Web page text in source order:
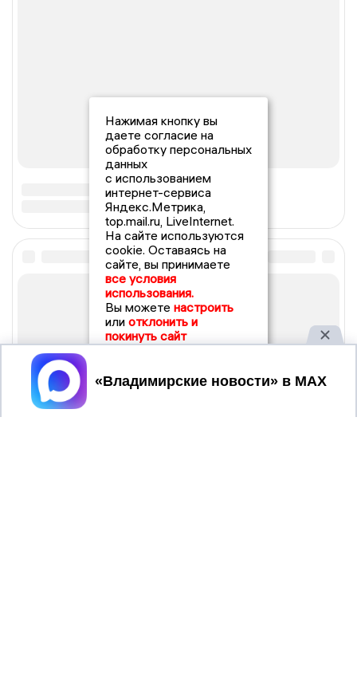
Нажимая кнопку вы
даете согласие на
обработку персональных
данных
с использованием
интернет-сервиса
Яндекс.Метрика,
top.mail.ru, LiveInternet.
На сайте используются
cookie. Оставаясь на
сайте, вы принимаете
все условия
использования.
Вы можете настроить
или отклонить и
покинуть сайт
Принять